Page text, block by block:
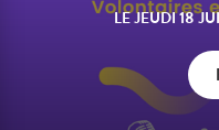
LEJEUDI 18